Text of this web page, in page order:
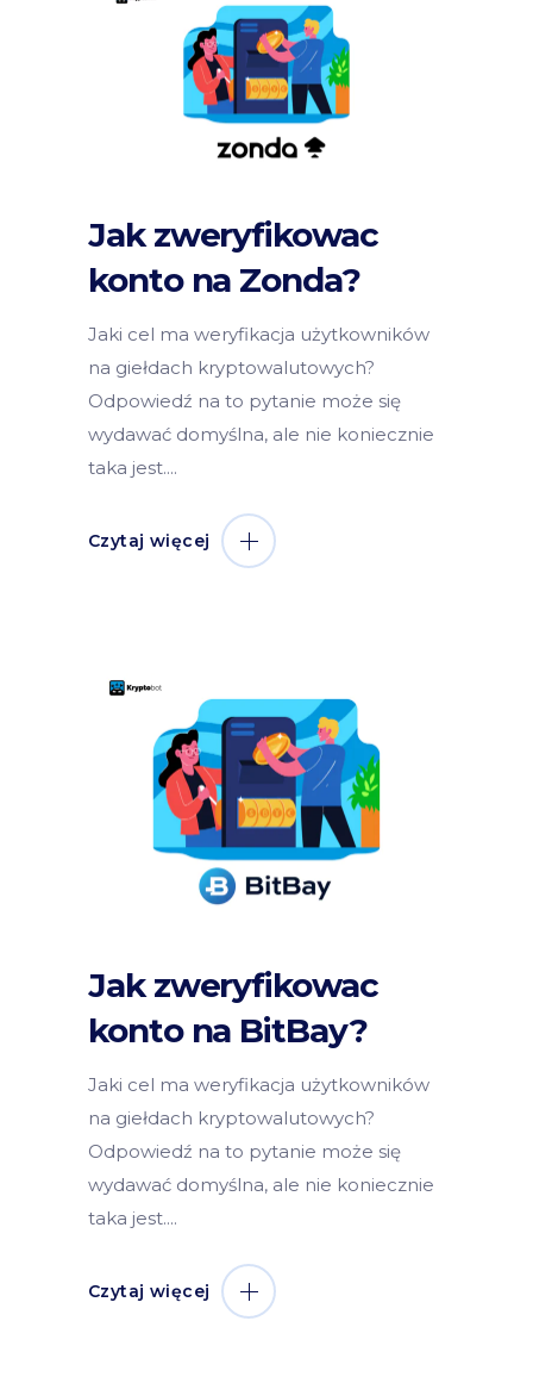
Jak zweryfikowac
konto na Zonda?
Jaki cel ma weryfikacja użytkowników
na giełdach kryptowalutowych?
Odpowiedź na to pytanie może się
wydawać domyślna, ale nie koniecznie
taka jest.
Czytaj więcej
Jak zweryfikowac
konto na BitBay?
Jaki cel ma weryfikacja użytkowników
na giełdach kryptowalutowych?
Odpowiedź na to pytanie może się
wydawać domyślna, ale nie koniecznie
taka jest.
Czytaj więcej